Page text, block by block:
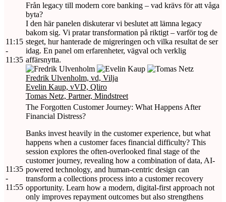
11:15
-
11:35
Från legacy till modern core banking – vad krävs för att våga
byta?
I den här panelen diskuterar vi beslutet att lämna legacy
bakom sig. Vi pratar transformation på riktigt – varför tog de
steget, hur hanterade de migreringen och vilka resultat de ser
idag. En panel om erfarenheter, vägval och verklig
affärsnytta.
Fredrik Ulvenholm, vd, Vilja
Evelin Kaup, vVD, Qliro
Tomas Netz, Partner, Mindstreet
11:35
-
11:55
The Forgotten Customer Journey: What Happens After
Financial Distress?
Banks invest heavily in the customer experience, but what
happens when a customer faces financial difficulty? This
session explores the often-overlooked final stage of the
customer journey, revealing how a combination of data, AI-
powered technology, and human-centric design can
transform a collections process into a customer recovery
opportunity. Learn how a modern, digital-first approach not
only improves repayment outcomes but also strengthens